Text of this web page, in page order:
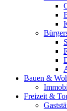
Bauen &
Freizeit &